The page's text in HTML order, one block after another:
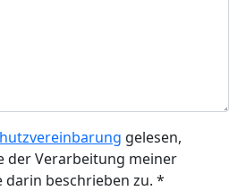
gelesen,
der Verarbeitung meiner
darin beschrieben zu. *